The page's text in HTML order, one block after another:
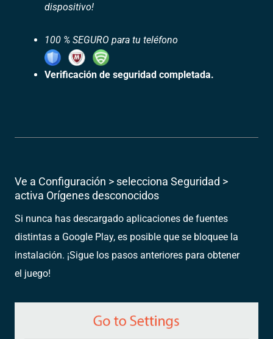
dispositivo!
100 % SEGURO para tu teléfono
Verificación de seguridad completada.
Ve a Configuración > selecciona Seguridad >
activa Orígenes desconocidos
Si nunca has descargado aplicaciones de fuentes
distintas a Google Play, es posible que se bloquee la
instalación. ¡Sigue los pasos anteriores para obtener
el juego!